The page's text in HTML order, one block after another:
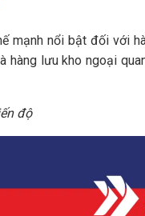
mạnh nổi bật đối với
hàng lưu kho ngoại
độ